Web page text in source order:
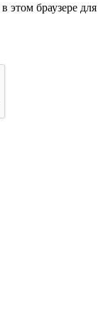
этом браузере для